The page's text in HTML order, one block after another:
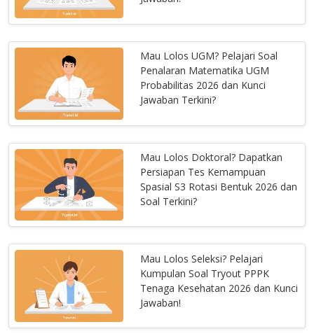
Mau Lolos UGM? Pelajari Soal
Penalaran Matematika UGM
Probabilitas 2026 dan Kunci
Jawaban Terkini?
Mau Lolos Doktoral? Dapatkan
Persiapan Tes Kemampuan
Spasial S3 Rotasi Bentuk 2026 dan
Soal Terkini?
Mau Lolos Seleksi? Pelajari
Kumpulan Soal Tryout PPPK
Tenaga Kesehatan 2026 dan Kunci
Jawaban!